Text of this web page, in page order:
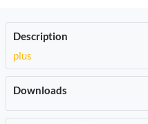
Description
plus
Downloads